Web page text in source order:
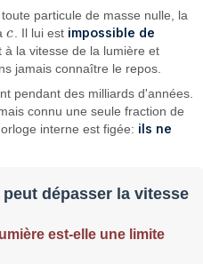
particule de masse nulle, la
c
c . Il lui est impossible de
à la vitesse de la lumière et
jamais connaître le repos.
pendant des milliards d'années.
connu une seule fraction de
interne est figée: ils ne
dépasser la vitesse
est-elle une limite